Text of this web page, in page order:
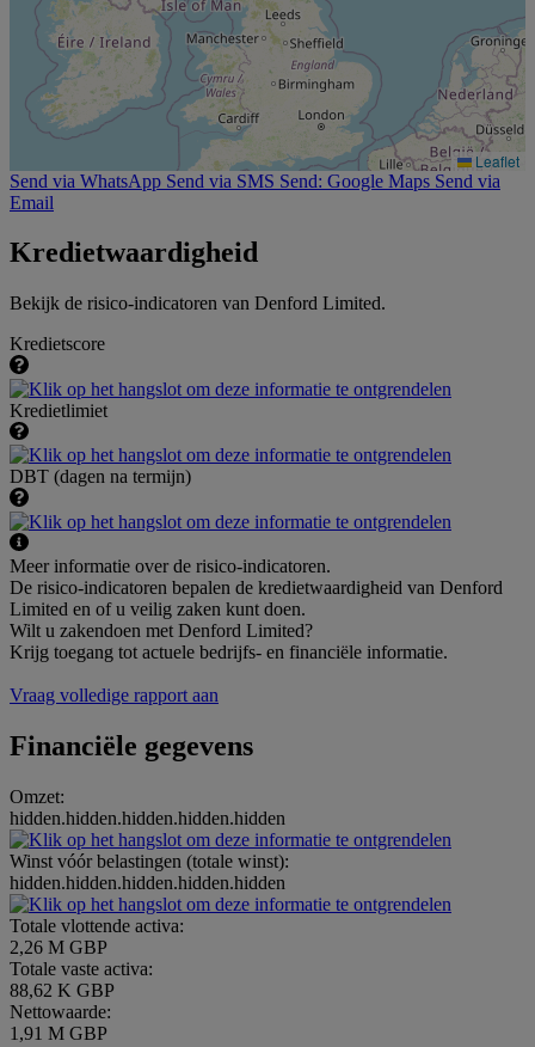
Leaflet
Send via WhatsApp Send via SMS Send: Google Maps Send via
Email
Kredietwaardigheid
Bekijk de risico-indicatoren van Denford Limited.
Kredietscore
Kredietlimiet
DBT (dagen na termijn)
Meer informatie over de risico-indicatoren.
De risico-indicatoren bepalen de kredietwaardigheid van Denford
Limited en of u veilig zaken kunt doen.
Wilt u zakendoen met Denford Limited?
Krijg toegang tot actuele bedrijfs- en financiële informatie.
Vraag volledige rapport aan
Financiële gegevens
Omzet:
hidden.hidden.hidden.hidden.hidden
Winst vóór belastingen (totale winst):
hidden.hidden.hidden.hidden.hidden
Totale vlottende activa:
2,26 M GBP
Totale vaste activa:
88,62 K GBP
Nettowaarde:
1,91 M GBP